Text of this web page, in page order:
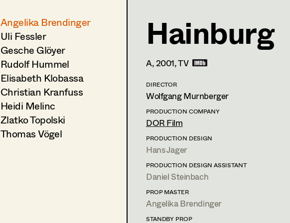
Angelika Brendinger
Uli Fessler
Gesche Glöyer
Rudolf Hummel
Elisabeth Klobassa
Christian Kranfuss
Heidi Melinc
Zlatko Topolski
Thomas Vögel
Angelika Brendinger
Retired Members
Am Schönberg 18,2504
PROFILE
Print profile
Bildmaterial
PRODUCTION DESIGN ASSISTANT
2007 Polly Adler
P. Gersina, TV
Hainburg
A,2001, TV
DIRECTOR
Wolfgang Murnberger
PRODUCTION COMPANY
DOR Film
PRODUCTION DESIGN
Hans Jager
PRODUCTION DESIGN ASSISTANT
Daniel Steinbach
PROP MASTER
Angelika Brendinger
STANDBY PROP